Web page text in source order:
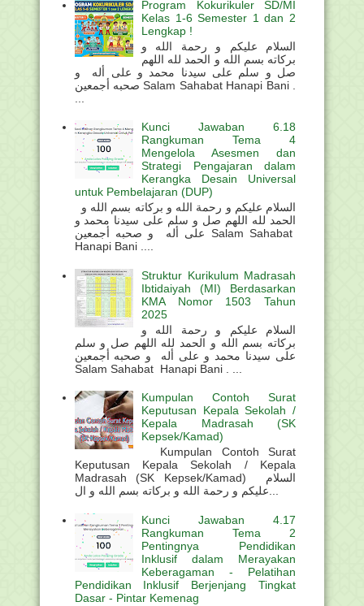
Program Kokurikuler SD/MI
Kelas 1-6 Semester 1 dan 2
Lengkap !
السلام عليكم و رحمة الله و
بركاته بسم الله و الحمد لله اللهم
صل و سلم على سيدنا محمد و على أله و
صحبه أجمعين Salam Sahabat Hanapi Bani .
Kunci Jawaban 6.18
Rangkuman Tema 4
Mengelola Asesmen dan
Strategi Pengajaran dalam
Kerangka Desain Universal
untuk Pembelajaran (DUP)
الحمد لله اللهم صل و سلم على سيدنا محمد و
على أله و صحبه أجمعين Salam Sahabat
Hanapi Bani ....
Struktur Kurikulum Madrasah
Ibtidaiyah (MI) Berdasarkan
KMA Nomor 1503 Tahun
2025
السلام عليكم و رحمة الله و
بركاته بسم الله و الحمد لله اللهم صل و سلم
على سيدنا محمد و على أله و صحبه أجمعين
Salam Sahabat Hanapi Bani . ...
Kumpulan Contoh Surat
Keputusan Kepala Sekolah /
Kepala Madrasah (SK
Kepsek/Kamad)
Kumpulan Contoh Surat
Keputusan Kepala Sekolah / Kepala
Madrasah (SK Kepsek/Kamad) السلام
Kunci Jawaban 4.17
Rangkuman Tema 2
Pentingnya Pendidikan
Inklusif dalam Merayakan
Keberagaman - Pelatihan
Pendidikan Inklusif Berjenjang Tingkat
Dasar - Pintar Kemenag